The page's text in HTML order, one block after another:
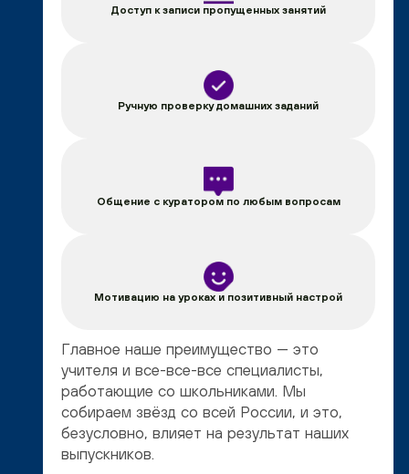
Доступ к записи пропущенных занятий
Ручную проверку домашних заданий
Общение с куратором по любым вопросам
Мотивацию на уроках и позитивный настрой
Главное наше преимущество — это
учителя и все-все-все специалисты,
работающие со школьниками. Мы
собираем звёзд со всей России, и это,
безусловно, влияет на результат наших
выпускников.